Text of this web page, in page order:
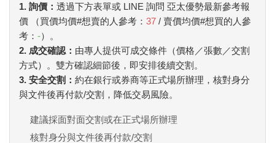
1. 詢價： 透過下方表單或 LINE 詢問 亞太優勢最新參考報
價 （買價均價#想賣的人參考： 37 / 賣價均價#想買的人參
考： -）。
2. 成交確認： 由專人提供可成交條件（價格／張數／交割
方式）。雙方確認細節後，即安排後續交割。
3. 安全交割： 約在銀行或券商等正式場所辦理，核對身分
與文件後再付款/交割，降低交易風險。
建議採面對面交割或在正式場所辦理
核對身分與文件後再付款/交割